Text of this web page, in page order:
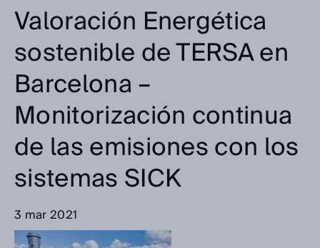
Valoración Energética
sostenible de TERSA en
Barcelona –
Monitorización continua
de las emisiones con los
sistemas SICK
3 mar 2021